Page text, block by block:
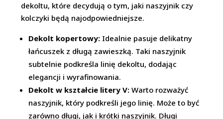
dekoltu, które decydują o tym, jaki naszyjnik czy
kolczyki będą najodpowiedniejsze.
Dekolt kopertowy: Idealnie pasuje delikatny
łańcuszek z długą zawieszką. Taki naszyjnik
subtelnie podkreśla linię dekoltu, dodając
elegancji i wyrafinowania.
Dekolt w kształcie litery V: Warto rozważyć
naszyjnik, który podkreśli jego linię. Może to być
zarówno długi, jak i krótki naszyjnik. Długi